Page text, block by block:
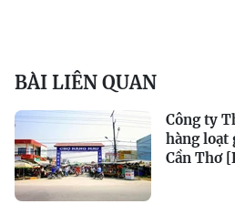
BÀI LIÊN QUAN
Công ty
hàng loạt
Cần Thơ